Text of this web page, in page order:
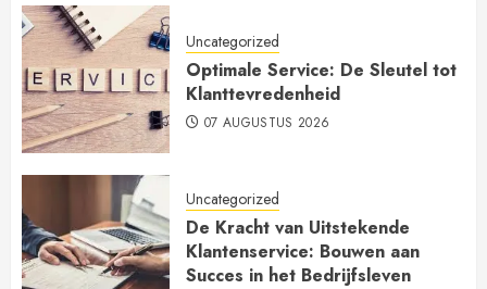
Uncategorized
Optimale Service: De Sleutel tot
Klanttevredenheid
07 AUGUSTUS 2026
Uncategorized
De Kracht van Uitstekende
Klantenservice: Bouwen aan
Succes in het Bedrijfsleven